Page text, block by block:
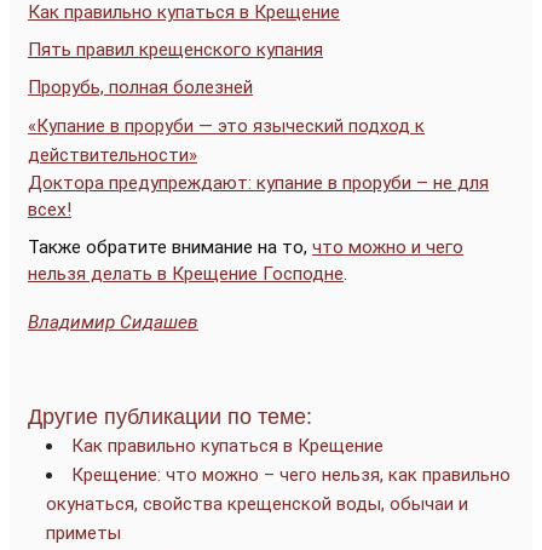
Как правильно купаться в Крещение
Пять правил крещенского купания
Прорубь, полная болезней
«Купание в проруби — это языческий подход к
действительности»
Доктора предупреждают: купание в проруби – не для
всех!
Также обратите внимание на то, что можно и чего
нельзя делать в Крещение Господне.
Владимир Сидашев
Другие публикации по теме:
Как правильно купаться в Крещение
Крещение: что можно – чего нельзя, как правильно
окунаться, свойства крещенской воды, обычаи и
приметы